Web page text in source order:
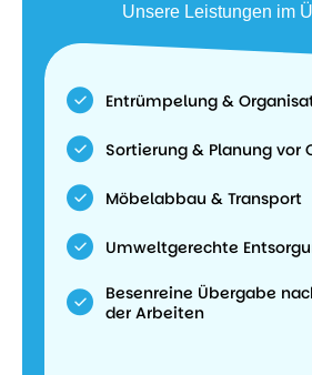
Unsere Leistungen im
Entrümpelung &
Sortierung & Planung vor
Möbelabbau & Transport
Umweltgerechte
Besenreine Übergabe
der Arbeiten